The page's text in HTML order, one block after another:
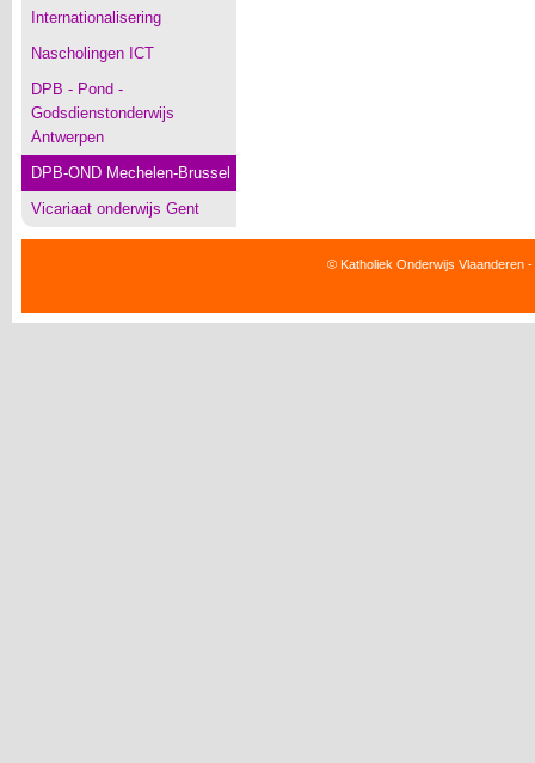
Internationalisering
Nascholingen ICT
DPB - Pond -
Godsdienstonderwijs
Antwerpen
DPB-OND Mechelen-Brussel
Vicariaat onderwijs Gent
© Katholiek Onderwijs Vlaanderen